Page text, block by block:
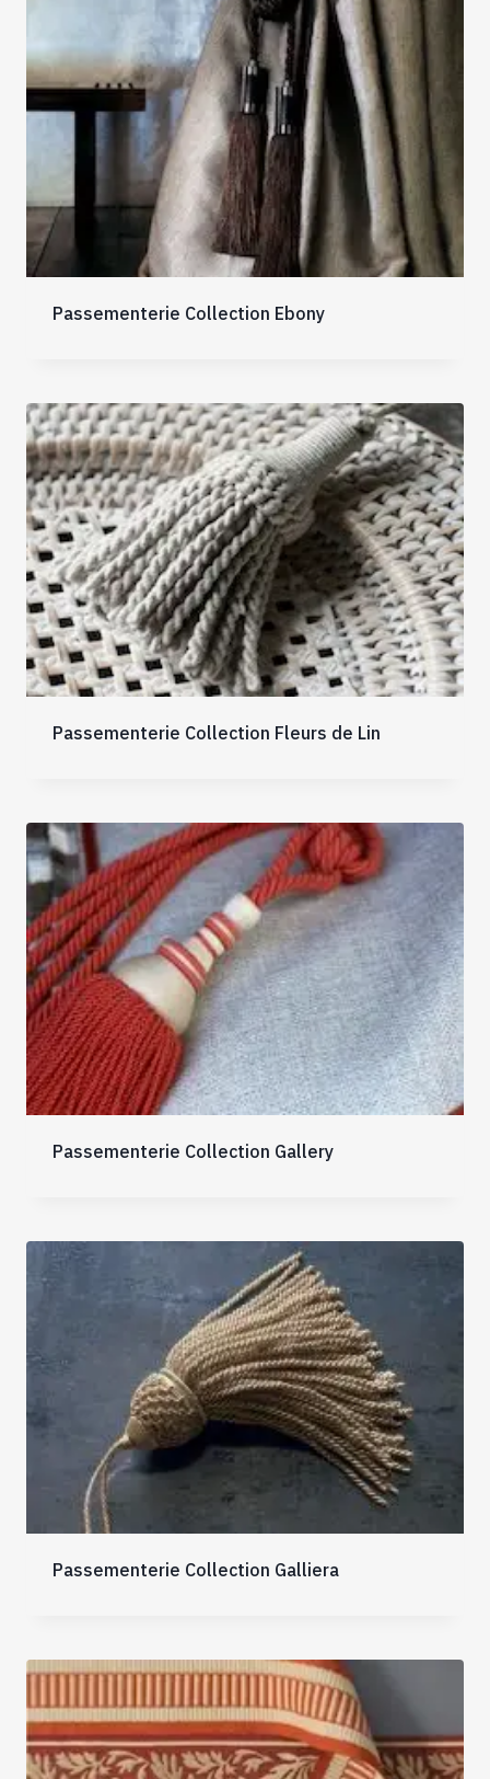
Passementerie Collection Ebony
Passementerie Collection Fleurs de Lin
Passementerie Collection Gallery
Passementerie Collection Galliera